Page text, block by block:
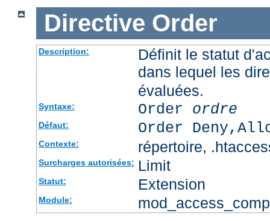
Directive Order
Description:
Définit le statut
dans lequel les
évaluées.
Syntaxe: Order ordre
Défaut: Order
Contexte: répertoire,
Surcharges autorisées: Limit
Statut: Extension
Module: